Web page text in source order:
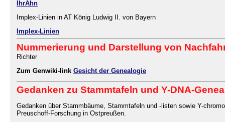
IhrAhn
Implex-Linien in AT König Ludwig II. von Bayern
Implex-Linien
Nummerierung und Darstellung von
Richter
Zum Genwiki-link Gesicht der Genealogie
Gedanken zu Stammtafeln und Y-DNA-
Gedanken über Stammbäume, Stammtafeln und -listen sowie Y-
Preuschoff-Forschung in Ostpreußen.